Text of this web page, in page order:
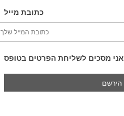
כתובת מייל
אני מסכים לשליחת הפרטים בטופס